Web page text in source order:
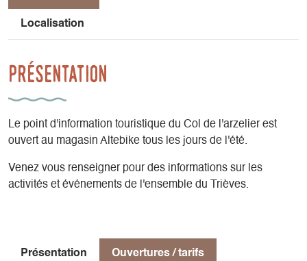
Localisation
Présentation
Le point d'information touristique du Col de l'arzelier est
ouvert au magasin Altebike tous les jours de l'été.
Venez vous renseigner pour des informations sur les
activités et événements de l'ensemble du Trièves.
Présentation Ouvertures / tarifs